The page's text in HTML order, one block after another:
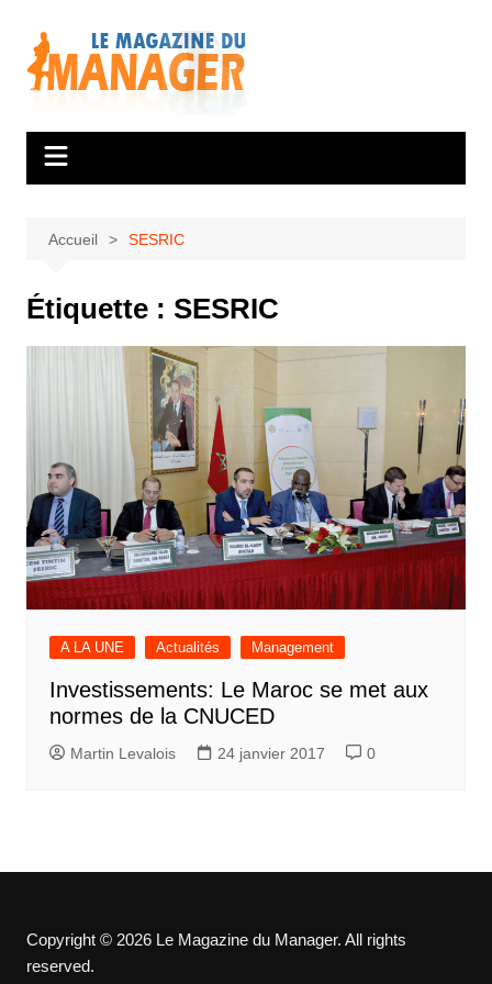
contenu
Accueil SESRIC
Étiquette : SESRIC
A LA UNE Actualités Management
Investissements: Le Maroc se met aux
normes de la CNUCED
Martin Levalois 24 janvier 2017 0
Copyright © 2026 Le Magazine du Manager. All rights
reserved.